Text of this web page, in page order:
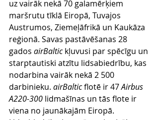
uz vairāk nekā 70 galamērķiem
maršrutu tīklā Eiropā, Tuvajos
Austrumos, Ziemeļāfrikā un Kaukāza
reģionā. Savas pastāvēšanas 28
gados airBaltic kļuvusi par spēcīgu un
starptautiski atzītu lidsabiedrību, kas
nodarbina vairāk nekā 2 500
darbinieku. airBaltic flotē ir 47 Airbus
A220-300 lidmašīnas un tās flote ir
viena no jaunākajām Eiropā.